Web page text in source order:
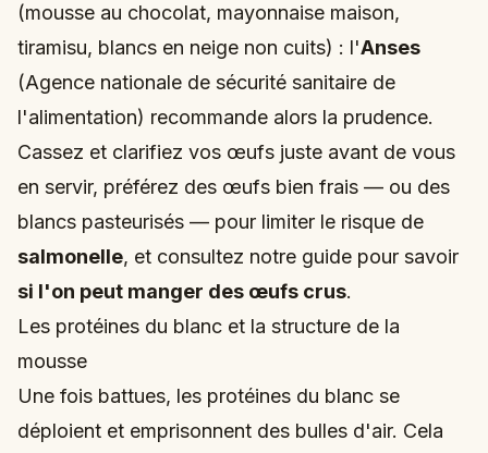
(mousse au chocolat, mayonnaise maison,
tiramisu, blancs en neige non cuits) : l'Anses
(Agence nationale de sécurité sanitaire de
l'alimentation) recommande alors la prudence.
Cassez et clarifiez vos œufs juste avant de vous
en servir, préférez des œufs bien frais — ou des
blancs pasteurisés — pour limiter le risque de
salmonelle, et consultez notre guide pour savoir
si l'on peut manger des œufs crus.
Les protéines du blanc et la structure de la
mousse
Une fois battues, les protéines du blanc se
déploient et emprisonnent des bulles d'air. Cela